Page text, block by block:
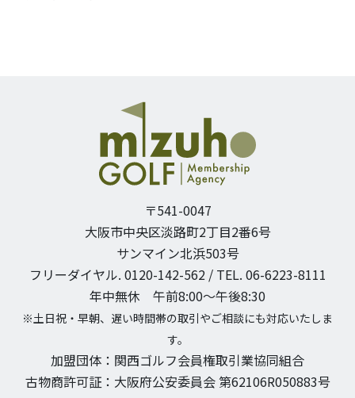
〒541-0047
大阪市中央区淡路町2丁目2番6号
サンマイン北浜503号
フリーダイヤル. 0120-142-562 / TEL. 06-6223-8111
年中無休 午前8:00〜午後8:30
※土日祝・早朝、遅い時間帯の取引やご相談にも対応いたしま
す。
加盟団体：関西ゴルフ会員権取引業協同組合
古物商許可証：大阪府公安委員会 第62106R050883号